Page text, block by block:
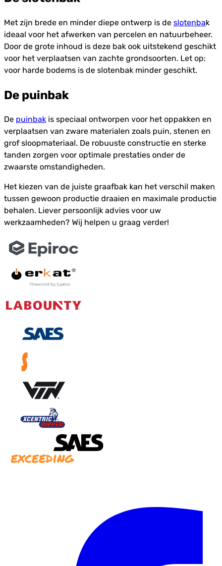
Met zijn brede en minder diepe ontwerp is de slotenbak
ideaal voor het afwerken van percelen en natuurbeheer.
Door de grote inhoud is deze bak ook uitstekend geschikt
voor het verplaatsen van zachte grondsoorten. Let op:
voor harde bodems is de slotenbak minder geschikt.
De puinbak
De puinbak is speciaal ontworpen voor het oppakken en
verplaatsen van zware materialen zoals puin, stenen en
grof sloopmateriaal. De robuuste constructie en sterke
tanden zorgen voor optimale prestaties onder de
zwaarste omstandigheden.
Het kiezen van de juiste graafbak kan het verschil maken
tussen gewoon productie draaien en maximale productie
behalen. Liever persoonlijk advies voor uw
werkzaamheden? Wij helpen u graag verder!